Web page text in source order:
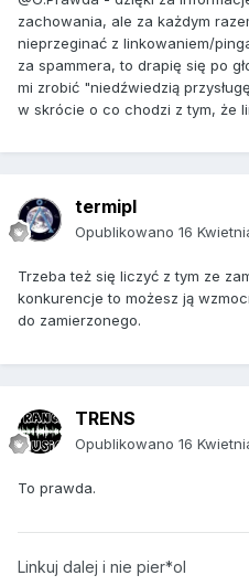
zachowania, ale za każdym
nieprzeginać z linkowaniem/
za spammera, to drapię się po
mi zrobić "niedźwiedzią
w skrócie o co chodzi z tym, że
termipl
Opublikowano 16
Trzeba też się liczyć z tym ze
konkurencje to możesz ją
do zamierzonego.
TRENS
Opublikowano 16
To prawda.
Linkuj dalej i nie pier*ol